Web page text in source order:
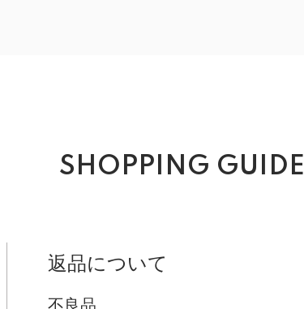
SHOPPING GUIDE
返品について